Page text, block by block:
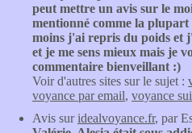
peut mettre un avis sur le
mentionné comme la
moins j'ai repris du poids et
et je me sens mieux mais je
commentaire bienveillant :)
Voir d'autres sites sur le sujet :
voyance par email, voyance
Avis suridealvoyance.fr, par